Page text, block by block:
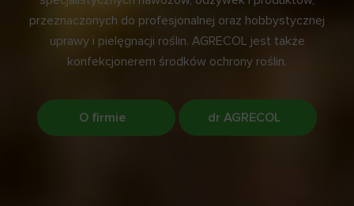
przeznaczonych do profesjonalnej oraz hobbystycznej
uprawy i pielęgnacji roślin. AGRECOL jest także
konfekcjonerem środków ochrony roślin.
O firmie dr AGRECOL